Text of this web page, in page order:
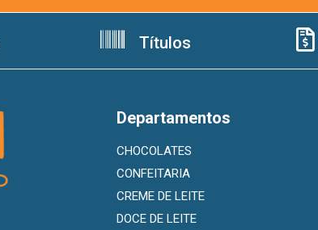
Títulos
Departamentos
CHOCOLATES
CONFEITARIA
CREME DE LEITE
DOCE DE LEITE